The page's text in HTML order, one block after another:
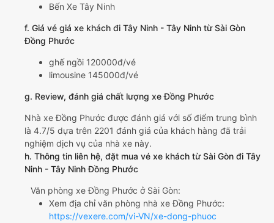
Bến Xe Tây Ninh
f. Giá vé giá xe khách đi Tây Ninh - Tây Ninh từ Sài Gòn
Đồng Phước
ghế ngồi 120000đ/vé
limousine 145000đ/vé
g. Review, đánh giá chất lượng xe Đồng Phước
Nhà xe Đồng Phước được đánh giá với số điểm trung bình
là 4.7/5 dựa trên 2201 đánh giá của khách hàng đã trải
nghiệm dịch vụ của nhà xe này.
h. Thông tin liên hệ, đặt mua vé xe khách từ Sài Gòn đi Tây
Ninh - Tây Ninh Đồng Phước
Văn phòng xe Đồng Phước ở Sài Gòn:
Xem địa chỉ văn phòng nhà xe Đồng Phước:
https://vexere.com/vi-VN/xe-dong-phuoc